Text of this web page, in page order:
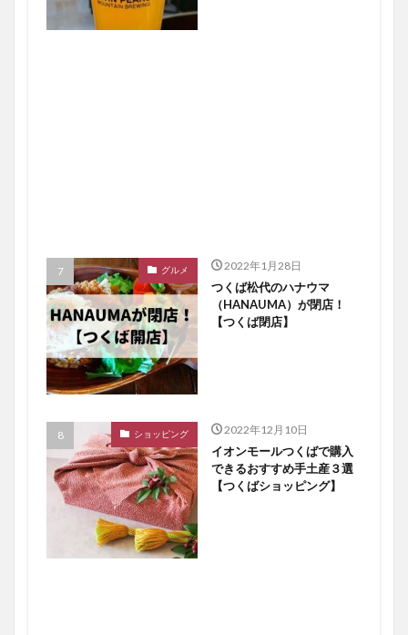
グルメ 2022年1月28日
つくば松代のハナウマ
（HANAUMA）が閉店！
【つくば閉店】
ショッピング 2022年12月10日
イオンモールつくばで購入
できるおすすめ手土産３選
【つくばショッピング】